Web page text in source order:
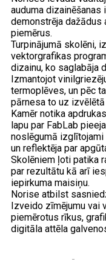
auduma
demonstrēja
piemērus.
Turpinājumā skolēni,
vektorgrafikas
dizainu, ko saglabāja
Izmantojot
termoplēves, un pēc
pārnesa to uz
Kamēr notika
lapu par FabLab
noslēgumā
un reflektēja par
Skolēniem ļoti patika
par rezultātu kā arī
iepirkuma maisiņu.
Norise atbilst
Izveido zīmējumu vai
piemērotus rīkus,
digitāla attēla